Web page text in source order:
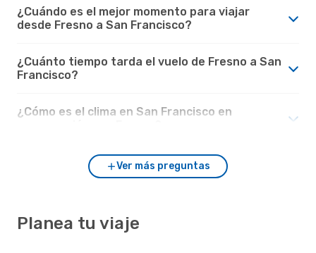
¿Cuándo es el mejor momento para viajar
desde Fresno a San Francisco?
¿Cuánto tiempo tarda el vuelo de Fresno a San
Francisco?
¿Cómo es el clima en San Francisco en
Ver más preguntas
Planea tu viaje